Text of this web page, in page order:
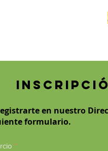
en nuestro
formulario.